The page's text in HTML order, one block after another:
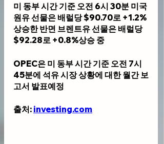
미 동부 시간 기준 오전 6시 30분 미국
원유 선물은 배럴당 $90.70로 +1.2%
상승한 반면 브렌트유 선물은 배럴당
$92.28로 +0.8%상승 중
OPEC은 미 동부 시간 기준 오전 7시
45분에 석유 시장 상황에 대한 월간 보
고서 발표예정
출처: investing.com